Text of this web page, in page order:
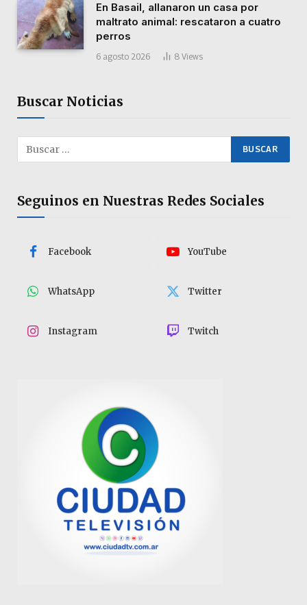
En Basail, allanaron un casa por
maltrato animal: rescataron a cuatro
perros
6 agosto 2026 8 Views
Buscar Noticias
Seguinos en Nuestras Redes Sociales
Facebook YouTube
WhatsApp Twitter
Instagram Twitch